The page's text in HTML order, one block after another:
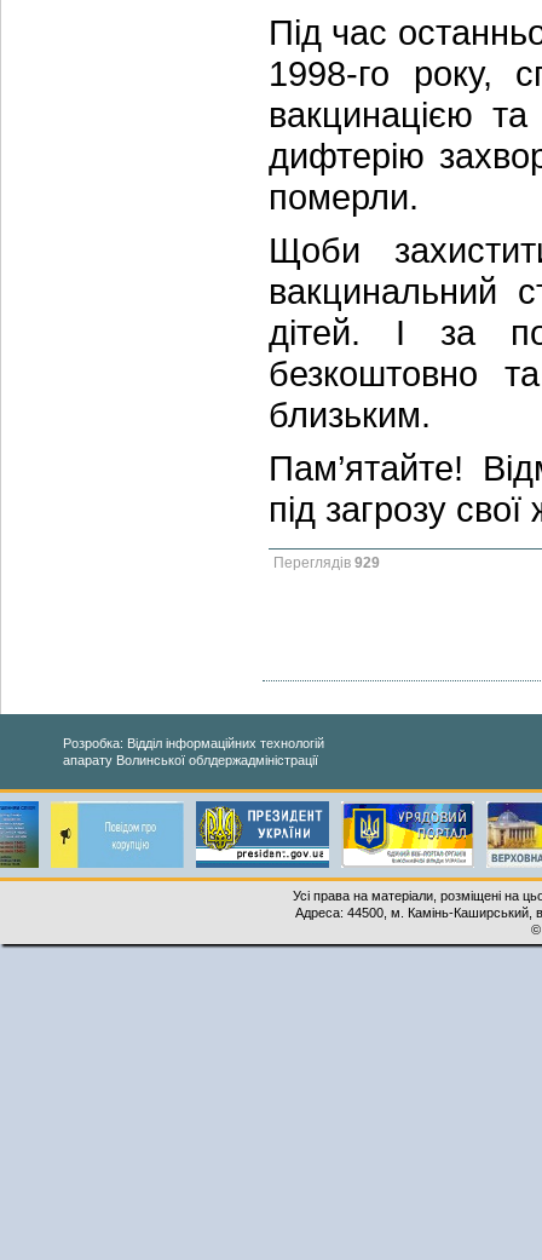
Під час
1998-го року,
вакцинацією та
дифтерію
померли.
Щоби
вакцинальний
дітей. І за
безкоштовно
близьким.
Пам’ятайте!
під загрозу свої
Переглядів 929
Розробка: Відділ інформаційних технологій
апарату Волинської облдержадміністрації
Усі права на матеріали, розміщені на
Адреса: 44500, м. Камінь-Каширський,
©